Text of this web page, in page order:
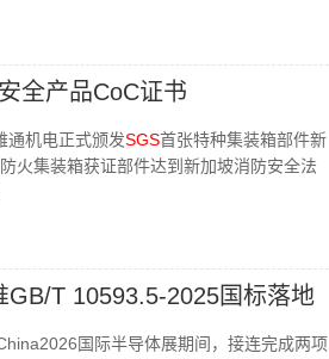
全产品CoC证书
通机电正式颁发SGS首张特种集装箱部件新
火集装箱获证部件达到新加坡消防安全法
T 10593.5-2025国标落地
国际半导体展期间，接连完成两项